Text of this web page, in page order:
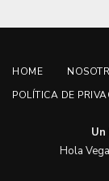
HOME
POLÍTICA DE
Un
Hola